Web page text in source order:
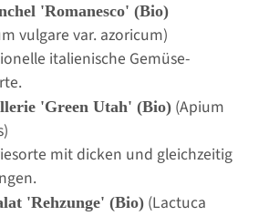
'Romanesco' (Bio)
vulgare var. azoricum)
italienische Gemüse-
'Green Utah' (Bio) (Apium
mit dicken und gleichzeitig
'Rehzunge' (Bio) (Lactuca